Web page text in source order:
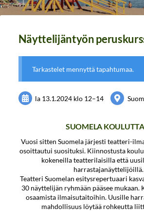
Näyttelijäntyön
Tarkastelet mennyttä tapahtumaa.
la 13.1.2024 klo 12–14
SUOMELA
⁠⁠⁠⁠⁠⁠⁠Vuosi sitten Suomela järjesti teatteri-
osoittautui suosituksi. Kiinnostusta
kokeneilla teatterilaisilla että
harrastajanäyttelijöillä.
Teatteri Suomelan esitysrepertuaari
30 näyttelijän ryhmään pääsee mukaan.
osaamista ilmaisutaitoihin. Uusille
mahdollisuus löytää rohkeutta